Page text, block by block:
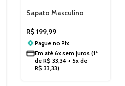
Sapato Masculino
322318
R$ 199,99
Pague no Pix
Em até 6x sem juros (1ª
de R$ 33,34 + 5x de
R$ 33,33)